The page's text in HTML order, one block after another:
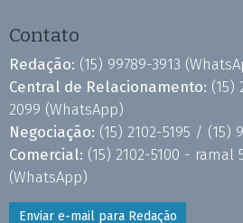
Contato
Redação: (15) 99789-3913
Central de Relacionamento: (15)
2099 (WhatsApp)
Negociação: (15) 2102-5195 / (15)
Comercial: (15) 2102-5100 - ramal
(WhatsApp)
Enviar e-mail para Redação